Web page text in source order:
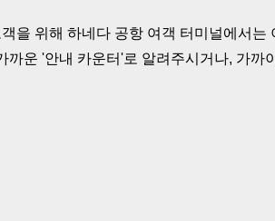
을 위해 하네다 공항 여객 터미널에서는
운 '안내 카운터'로 알려주시거나, 가까